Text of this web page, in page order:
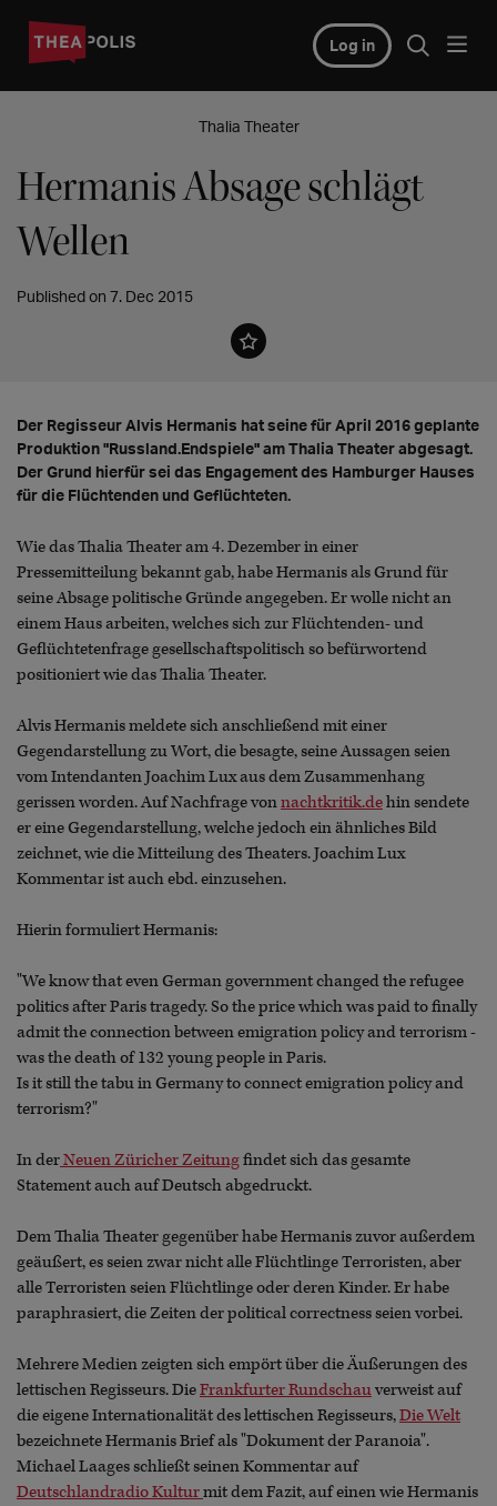
Log in
Thalia Theater
Hermanis Absage schlägt
Wellen
Published on 7. Dec 2015
Der Regisseur Alvis Hermanis hat seine für April 2016 geplante
Produktion "Russland.Endspiele" am Thalia Theater abgesagt.
Der Grund hierfür sei das Engagement des Hamburger Hauses
für die Flüchtenden und Geflüchteten.
Wie das Thalia Theater am 4. Dezember in einer
Pressemitteilung bekannt gab, habe Hermanis als Grund für
seine Absage politische Gründe angegeben. Er wolle nicht an
einem Haus arbeiten, welches sich zur Flüchtenden- und
Geflüchtetenfrage gesellschaftspolitisch so befürwortend
positioniert wie das Thalia Theater.
Alvis Hermanis meldete sich anschließend mit einer
Gegendarstellung zu Wort, die besagte, seine Aussagen seien
vom Intendanten Joachim Lux aus dem Zusammenhang
gerissen worden. Auf Nachfrage vonnachtkritik.dehin sendete
er eine Gegendarstellung, welche jedoch ein ähnliches Bild
zeichnet, wie die Mitteilung des Theaters. Joachim Lux
Kommentar ist auch ebd. einzusehen.
Hierin formuliert Hermanis:
"We know that even German government changed the refugee
politics after Paris tragedy. So the price which was paid to finally
admit the connection between emigration policy and terrorism -
was the death of 132 young people in Paris.
Is it still the tabu in Germany to connect emigration policy and
terrorism?"
In derNeuen Züricher Zeitungfindet sich das gesamte
Statement auch auf Deutsch abgedruckt.
Dem Thalia Theater gegenüber habe Hermanis zuvor außerdem
geäußert, es seien zwar nicht alle Flüchtlinge Terroristen, aber
alle Terroristen seien Flüchtlinge oder deren Kinder. Er habe
paraphrasiert, die Zeiten der political correctness seien vorbei.
Mehrere Medien zeigten sich empört über die Äußerungen des
lettischen Regisseurs. DieFrankfurter Rundschauverweist auf
die eigene Internationalität des lettischen Regisseurs,Die Welt
bezeichnete Hermanis Brief als "Dokument der Paranoia".
Michael Laages schließt seinen Kommentar auf
Deutschlandradio Kulturmit dem Fazit, auf einen wie Hermanis